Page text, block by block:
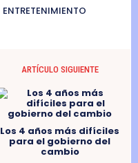
ENTRETENIMIENTO
ARTÍCULO SIGUIENTE
Los 4 años más difíciles
para el gobierno del
cambio